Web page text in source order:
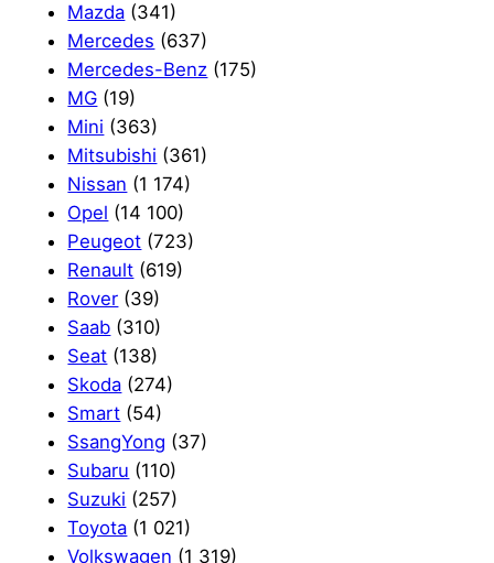
Mazda (341)
Mercedes (637)
Mercedes-Benz (175)
MG (19)
Mini (363)
Mitsubishi (361)
Nissan (1 174)
Opel (14 100)
Peugeot (723)
Renault (619)
Rover (39)
Saab (310)
Seat (138)
Skoda (274)
Smart (54)
SsangYong (37)
Subaru (110)
Suzuki (257)
Toyota (1 021)
Volkswagen (1 319)